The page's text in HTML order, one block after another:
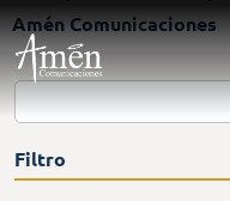
Amén Comunicaciones
Filtro